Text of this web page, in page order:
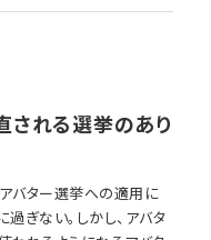
れる選挙のあり
バター選挙への適用に
ぎない。しかし、アバタ